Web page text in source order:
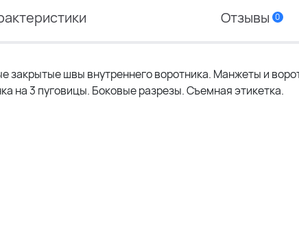
Отзывы 0
закрытые швы внутреннего воротника. Манжеты и
на 3 пуговицы. Боковые разрезы. Съемная этикетка.